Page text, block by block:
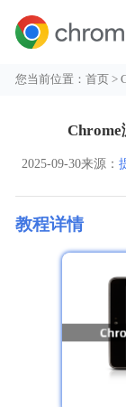
您当前位置：首页 >
Chrome
2025-09-30来源：
教程详情